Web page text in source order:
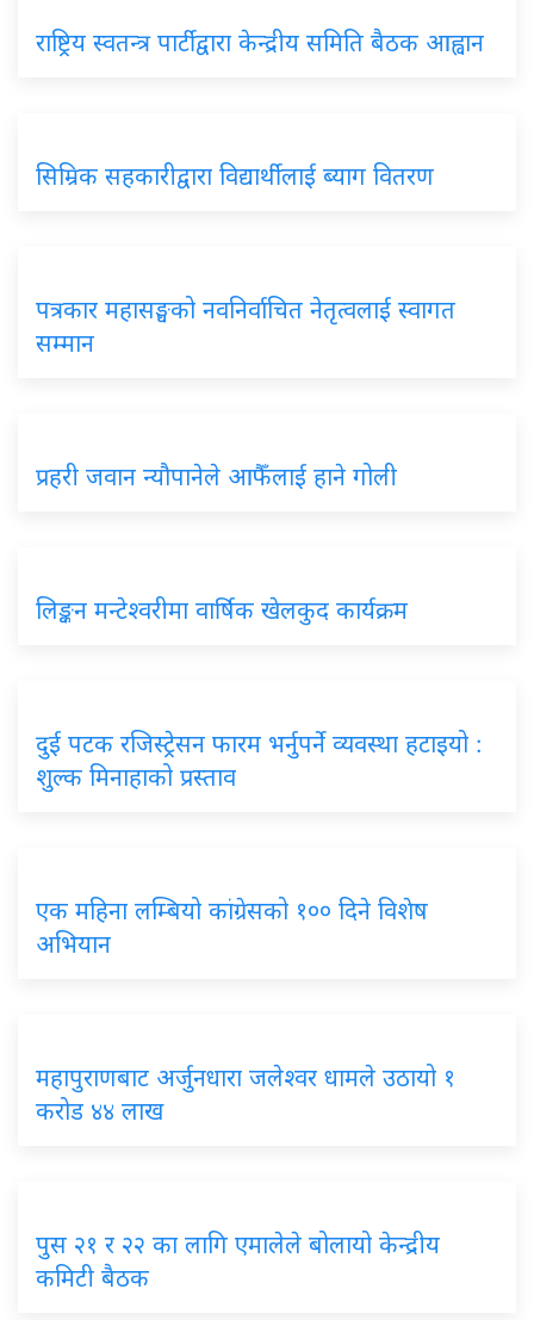
राष्ट्रिय स्वतन्त्र पार्टीद्वारा केन्द्रीय समिति बैठक आह्वान
सिम्रिक सहकारीद्वारा विद्यार्थीलाई ब्याग वितरण
पत्रकार महासङ्घको नवनिर्वाचित नेतृत्वलाई स्वागत
सम्मान
प्रहरी जवान न्यौपानेले आफैँलाई हाने गोली
लिङ्कन मन्टेश्वरीमा वार्षिक खेलकुद कार्यक्रम
दुई पटक रजिस्ट्रेसन फारम भर्नुपर्ने व्यवस्था हटाइयो :
शुल्क मिनाहाको प्रस्ताव
एक महिना लम्बियो कांग्रेसको १०० दिने विशेष
अभियान
महापुराणबाट अर्जुनधारा जलेश्वर धामले उठायो १
करोड ४४ लाख
पुस २१ र २२ का लागि एमालेले बोलायो केन्द्रीय
कमिटी बैठक